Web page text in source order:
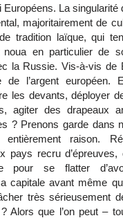
La singularité
majoritairement de
tradition laïque, qui
noua en particulier de
la Russie. Vis-à-vis de
l’argent européen.
les devants, déployer
agiter des drapeaux
? Prenons garde dans
raison.
pays recru
pour se flatter
capitale avant même
très sérieusement
Alors que l’on peut –